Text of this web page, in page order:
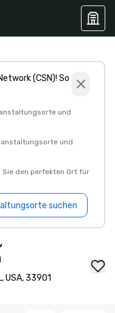
(CSN)! So
und
und
Sie den perfekten Ort für
suchen
USA, 33901